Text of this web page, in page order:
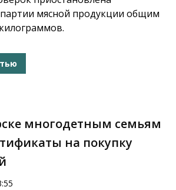
партии мясной продукции общим
многодетным семьям
на покупку